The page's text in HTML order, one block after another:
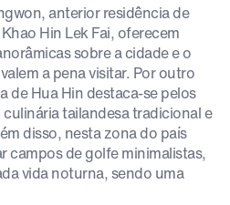
anterior residência de
Hin Lek Fai, oferecem
sobre a cidade e o
a pena visitar. Por outro
de Hua Hin destaca-se pelos
tailandesa tradicional e
disso, nesta zona do país
campos de golfe minimalistas,
vida noturna, sendo uma